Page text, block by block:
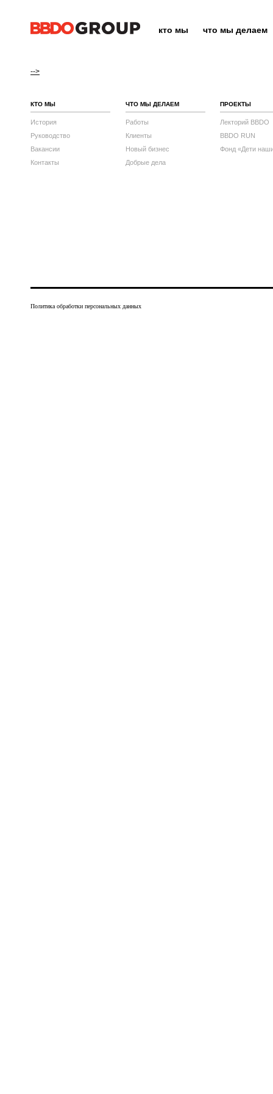
кто мы что мы делаем
-->
КТО МЫ
История
Руководство
Вакансии
Контакты
ЧТО МЫ ДЕЛАЕМ
Работы
Клиенты
Новый бизнес
Добрые дела
ПРОЕКТЫ
Лекторий BBDO
BBDO RUN
Фонд «Дети
Политика обработки персональных данных